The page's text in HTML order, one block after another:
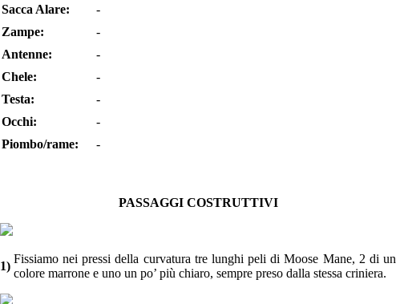
Sacca Alare:
-
Zampe:
-
Antenne:
-
Chele:
-
Testa:
-
Occhi:
-
Piombo/rame:
-
PASSAGGI COSTRUTTIVI
1)
Fissiamo nei pressi della curvatura tre lunghi peli di Moose Mane, 2 di un
colore marrone e uno un po’ più chiaro, sempre preso dalla stessa criniera.